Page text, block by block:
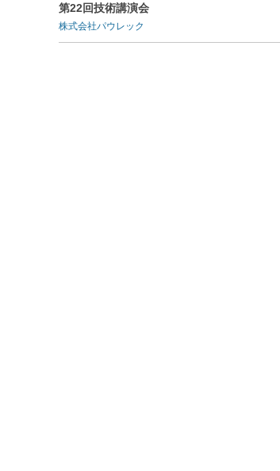
第22回技術講演会
株式会社パウレック